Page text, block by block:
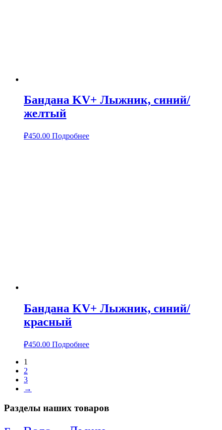
Бандана KV+ Лыжник, синий/
желтый
₽450.00 Подробнее
Бандана KV+ Лыжник, синий/
красный
₽450.00 Подробнее
1
2
3
→
Разделы наших товаров